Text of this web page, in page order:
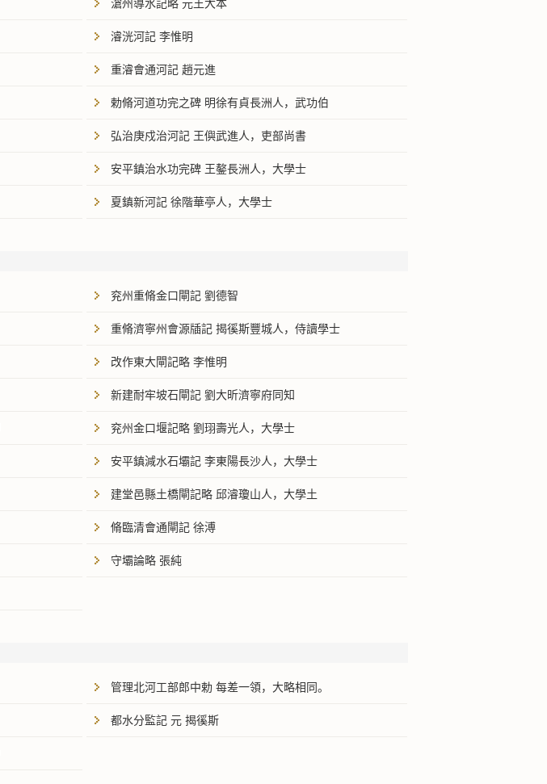
濬洸河記 李惟明
重濬會通河記 趙元進
勅脩河道功完之碑 明徐有貞長洲人，武功伯
弘治庚戍治河記 王㒜武進人，吏部尚書
安平鎮治水功完碑 王鏊長洲人，大學士
夏鎮新河記 徐階華亭人，大學士
兖州重脩金口閘記 劉德智
重脩濟寧州會源牐記 揭徯斯豐城人，侍讀學士
改作東大閘記略 李惟明
新建耐牢坡石閘記 劉大昕濟寧府同知
兖州金口堰記略 劉珝壽光人，大學士
安平鎮減水石壩記 李東陽長沙人，大學士
建堂邑縣土橋閘記略 邱濬瓊山人，大學土
脩臨清會通閘記 徐溥
守壩論略 張純
管理北河工部郎中勅 每差一領，大略相同。
都水分監記 元 揭徯斯